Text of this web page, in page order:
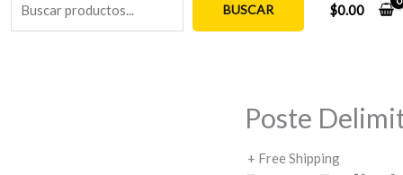
BUSCAR $0.00
Poste
+ Free Shipping